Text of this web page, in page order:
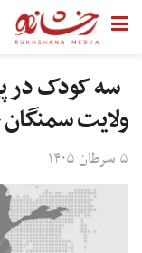
سه کودک در
ولایت
۵ سرطان ۱۴۰۵